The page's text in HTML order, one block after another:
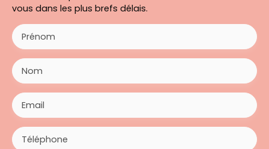
vous dans les plus brefs délais.
Prénom
Nom
Email
Téléphone